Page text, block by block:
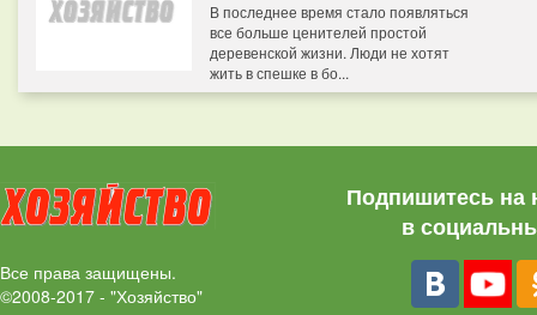
В последнее время стало появляться
все больше ценителей простой
деревенской жизни. Люди не хотят
жить в спешке в бо...
Все права защищены.
©2008-2017 - "Хозяйство"
Подпишитесь на
в